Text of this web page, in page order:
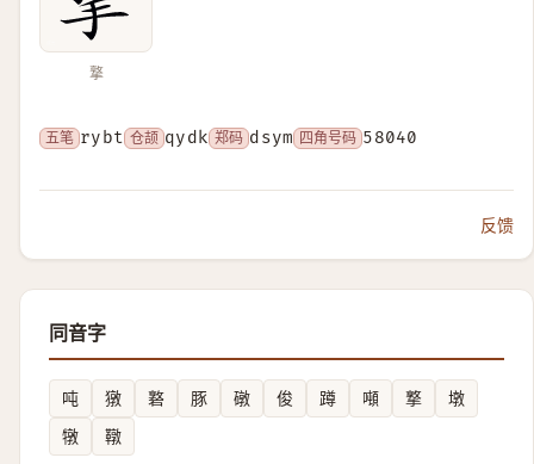
撉
五笔 rybt 仓颉 qydk 郑码 dsym 四角号码 58040
反馈
同音字
吨 獤 䃦 豚 礅 俊 蹲 噸 撉
墩
犜
䪃